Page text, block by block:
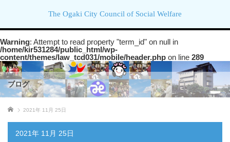
The Ogaki City Council of Social Welfare
Warning: Attempt to read property "term_id" on null in
/home/kir531284/public_html/wp-
content/themes/law_tcd031/mobile/header.php on line 289
ブログ
ホーム 2021年 11月 25日
2021年 11月 25日